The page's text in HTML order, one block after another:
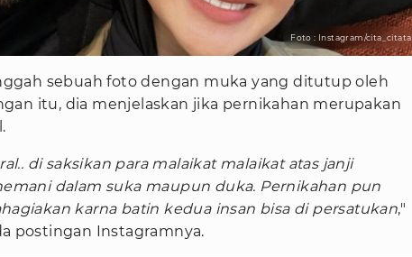
Foto : Instagram/cita_citata
sebuah foto dengan muka yang ditutup oleh
itu, dia menjelaskan jika pernikahan merupakan
di saksikan para malaikat malaikat atas janji
dalam suka maupun duka. Pernikahan pun
karna batin kedua insan bisa di persatukan,"
postingan Instagramnya.